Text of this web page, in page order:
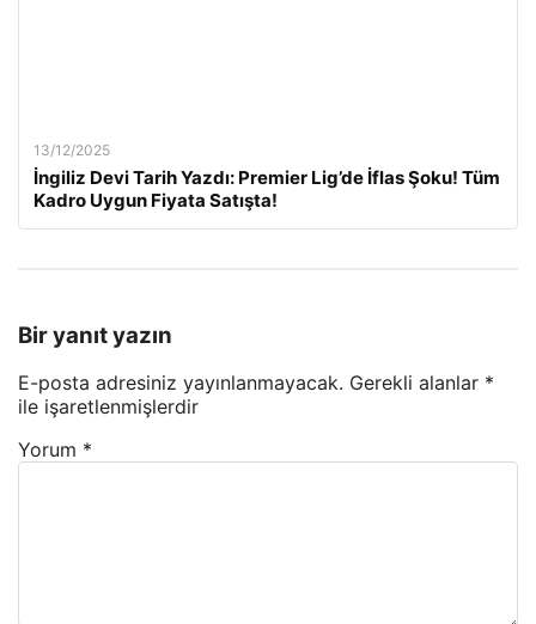
13/12/2025
İngiliz Devi Tarih Yazdı: Premier Lig’de İflas Şoku! Tüm
Kadro Uygun Fiyata Satışta!
Bir yanıt yazın
E-posta adresiniz yayınlanmayacak. Gerekli alanlar *
ile işaretlenmişlerdir
Yorum *